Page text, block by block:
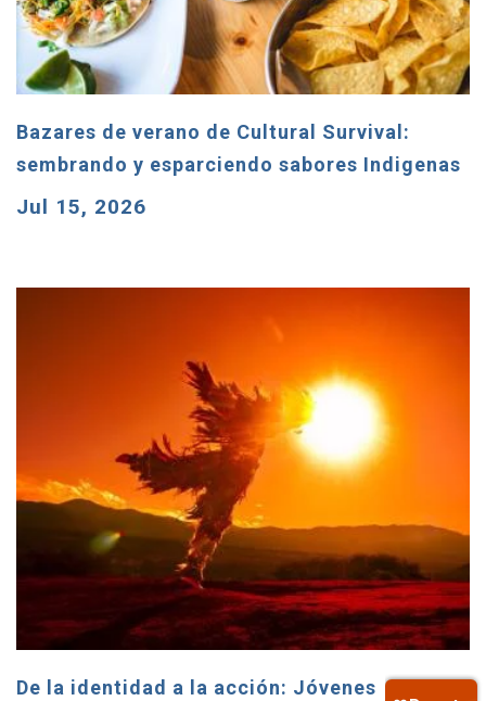
Bazares de verano de Cultural Survival:
sembrando y esparciendo sabores Indigenas
Jul 15, 2026
De la identidad a la acción: Jóvenes